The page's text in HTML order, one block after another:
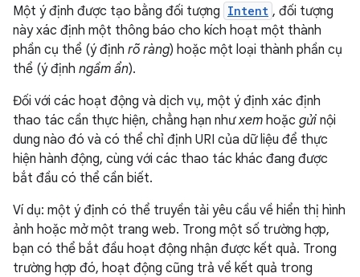
Một ý định được tạo bằng đối tượng Intent , đối tượng
này xác định một thông báo cho kích hoạt một thành
phần cụ thể (ý định rõ ràng) hoặc một loại thành phần cụ
thể (ý định ngầm ẩn).
Đối với các hoạt động và dịch vụ, một ý định xác định
thao tác cần thực hiện, chẳng hạn nhưxem hoặc gửi nội
dung nào đó và có thể chỉ định URI của dữ liệu để thực
hiện hành động, cùng với các thao tác khác đang được
bắt đầu có thể cần biết.
Ví dụ: một ý định có thể truyền tải yêu cầu về hiển thị hình
ảnh hoặc mở một trang web. Trong một số trường hợp,
bạn có thể bắt đầu hoạt động nhận được kết quả. Trong
trường hợp đó, hoạt động cũng trả về kết quả trong